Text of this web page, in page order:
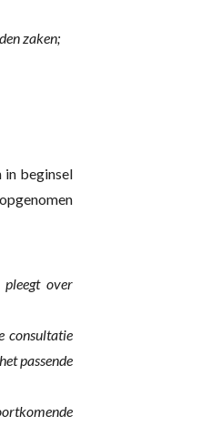
zaken;
in beginsel
over
consultatie
passende